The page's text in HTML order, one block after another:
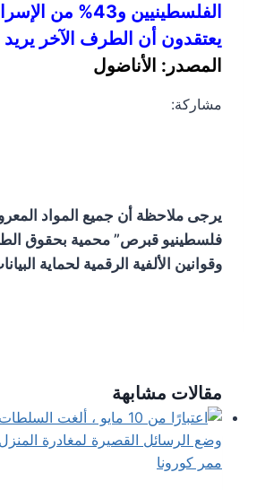
الفلسطينيين و43% من
يعتقدون أن الطرف الآخر يريد
المصدر: الأناضول
مشاركة:
يرجى ملاحظة أن جميع المواد
فلسطينيو قبرص” محمية بحقوق
وقوانين الألفية الرقمية لحماية
مقالات مشابهة